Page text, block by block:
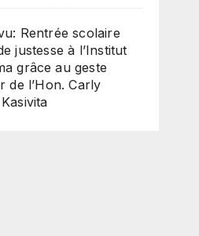
Rentrée scolaire
justesse à l’Institut
grâce au geste
de l’Hon. Carly